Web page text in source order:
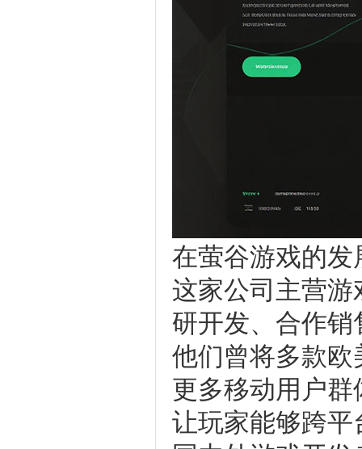
在萤谷游戏的发
这家公司主营
研开发、合作
他们曾将多款
更多移动用户
让玩家能够跨